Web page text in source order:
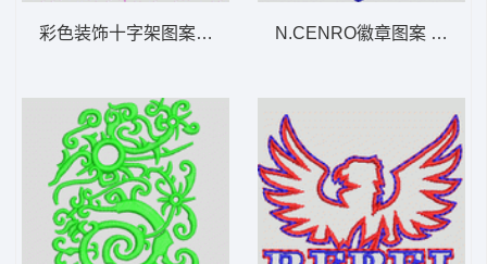
彩色装饰十字架图案 抽象十字曲线N.CENRO徽章图案 章仔